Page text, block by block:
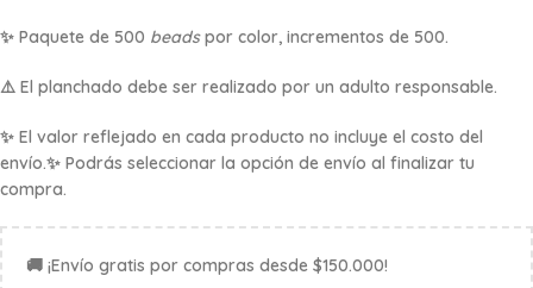
✨ Paquete de 500 beadspor color, incrementos de 500.
⚠️ El planchado debe ser realizado por un adulto responsable.
✨ El valor reflejado en cada producto no incluye el costo del
envío.✨ Podrás seleccionar la opción de envío al finalizar tu
compra.
🚚 ¡Envío gratis por compras desde $150.000!